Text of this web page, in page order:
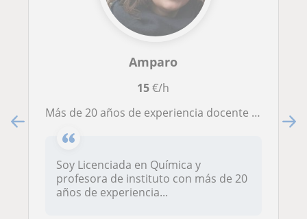
Amparo
15€/h
Más de 20 años de experiencia docente ayudando a alumnado de todos los niveles a mejorar sus resultados en física y química
Soy Licenciada en Química y
profesora de instituto con más de 20
años de experiencia...